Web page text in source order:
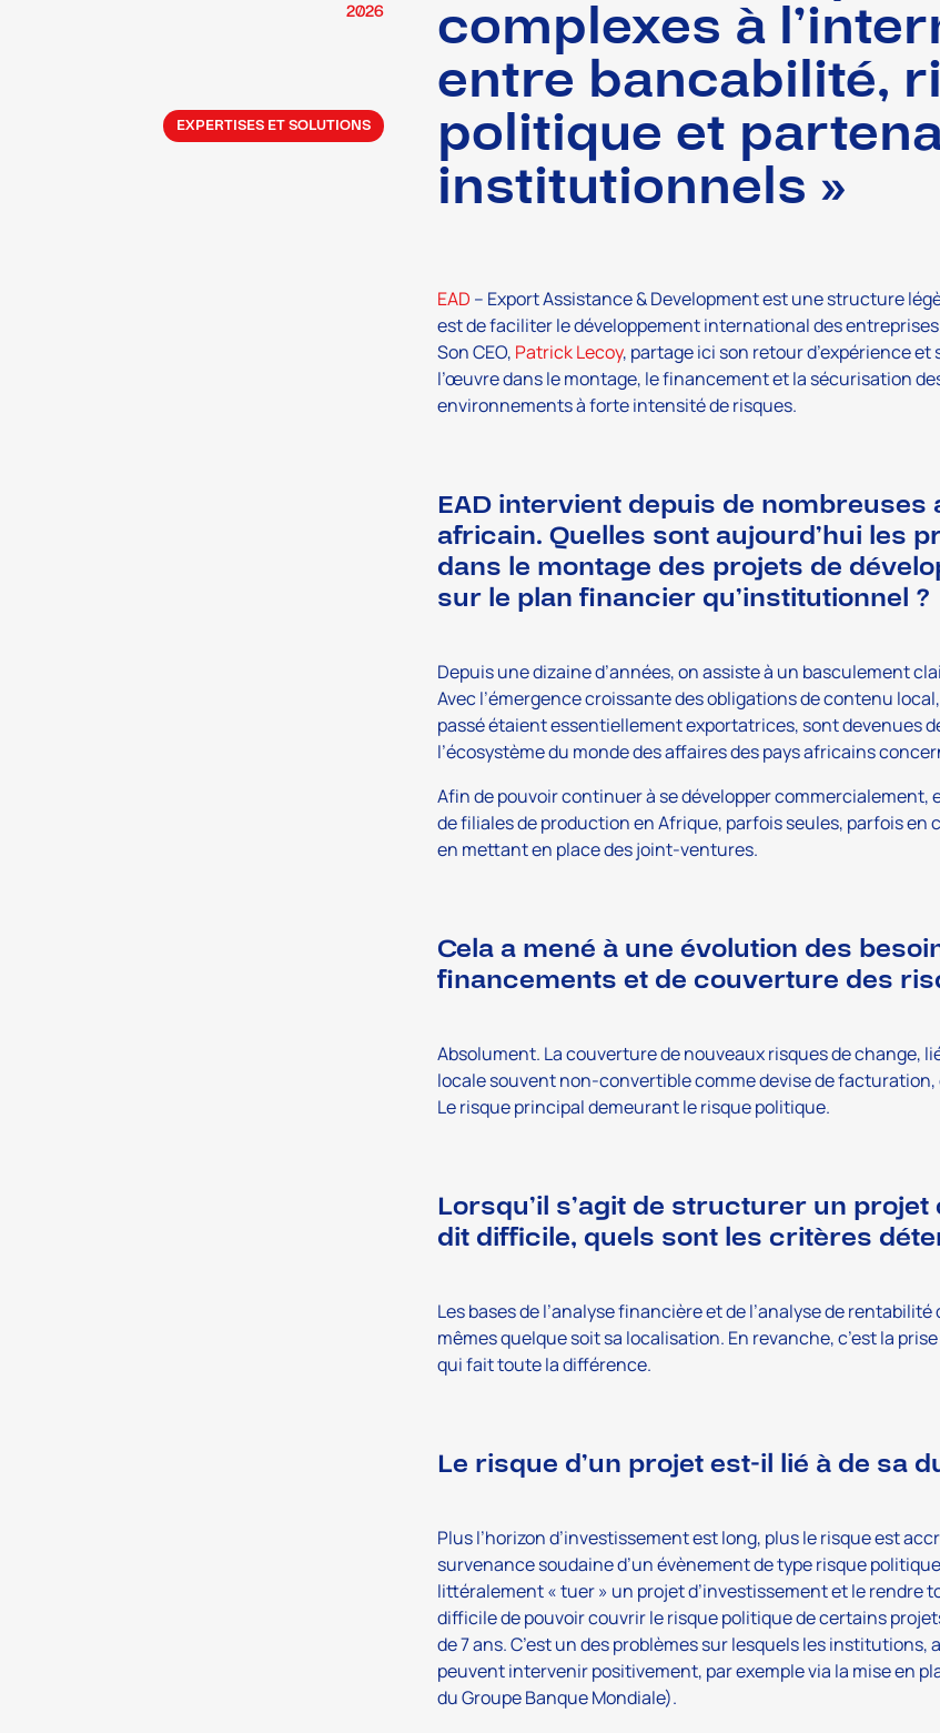
2026
EXPERTISES ET SOLUTIONS
complexes à
entre bancabilité,
politique et
institutionnels »
EAD – Export Assistance & Development est une structure
est de faciliter le développement international des
Son CEO, Patrick Lecoy, partage ici son retour d’expérience
l’œuvre dans le montage, le financement et la sécurisation
environnements à forte intensité de risques.
EAD intervient depuis de
africain. Quelles sont aujourd’hui les
dans le montage des projets de
sur le plan financier qu’institutionnel ?
Depuis une dizaine d’années, on assiste à un basculement
Avec l’émergence croissante des obligations de contenu
passé étaient essentiellement exportatrices, sont devenues
l’écosystème du monde des affaires des pays africains
Afin de pouvoir continuer à se développer commercialement,
de filiales de production en Afrique, parfois seules, parfois
en mettant en place des joint-ventures.
Cela a mené à une évolution des
financements et de couverture des
Absolument. La couverture de nouveaux risques de change,
locale souvent non-convertible comme devise de
Le risque principal demeurant le risque politique.
Lorsqu’il s’agit de structurer un projet
dit difficile, quels sont les critères
Les bases de l’analyse financière et de l’analyse de
mêmes quelque soit sa localisation. En revanche, c’est la
qui fait toute la différence.
Le risque d’un projet est-il lié à de sa
Plus l’horizon d’investissement est long, plus le risque est
survenance soudaine d’un évènement de type risque
littéralement « tuer » un projet d’investissement et le rendre
difficile de pouvoir couvrir le risque politique de certains
de 7 ans. C’est un des problèmes sur lesquels les
peuvent intervenir positivement, par exemple via la mise en
du Groupe Banque Mondiale).